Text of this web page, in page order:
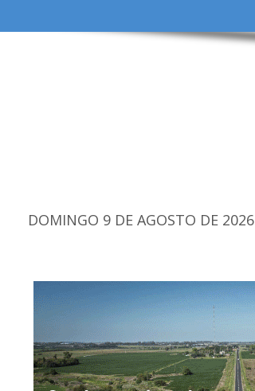
DOMINGO 9 DE AGOSTO DE 2026